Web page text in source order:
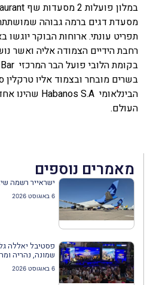
מסעדת דגים ברמה גבוהה
תפריט עונתי. ארוחות הבוקר
רחבת הידיים הצמודה אליה ואשר
בשרים מובחר ובצמוד אליו טרקלין
העולם.
מאמרים נוספים
ישראייר רשמה שיא של 90
6 באוגוסט 2026
פסטיבל יאללה
שמונה, נהריה
6 באוגוסט 2026